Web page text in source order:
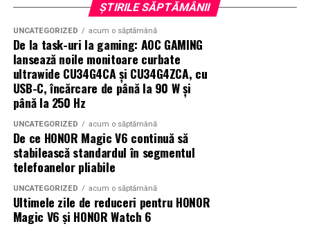
ȘTIRILE SĂPTĂMÂNII
UNCATEGORIZED acum o săptămână
De la task-uri la gaming: AOC GAMING
lansează noile monitoare curbate
ultrawide CU34G4CA și CU34G4ZCA, cu
USB-C, încărcare de până la 90 W și
până la 250 Hz
UNCATEGORIZED acum o săptămână
De ce HONOR Magic V6 continuă să
stabilească standardul în segmentul
telefoanelor pliabile
UNCATEGORIZED acum o săptămână
Ultimele zile de reduceri pentru HONOR
Magic V6 și HONOR Watch 6